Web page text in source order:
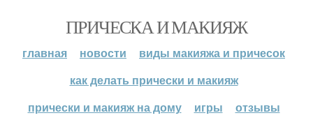
ПРИЧЕСКА И МАКИЯЖ
главная новости
виды макияжа и причесок
как делать прически и макияж
прически и макияж на дому
игры отзывы